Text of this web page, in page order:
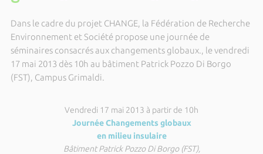
Dans le cadre du projet CHANGE, la Fédération de Recherche
Environnement et Société propose une journée de
séminaires consacrés aux changements globaux., le vendredi
17 mai 2013 dès 10h au bâtiment Patrick Pozzo Di Borgo
(FST), Campus Grimaldi.
Vendredi 17 mai 2013 à partir de 10h
Journée Changements globaux
en milieu insulaire
Bâtiment Patrick Pozzo Di Borgo (FST),